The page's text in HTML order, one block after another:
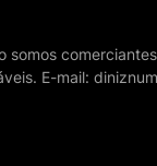
E-mail: